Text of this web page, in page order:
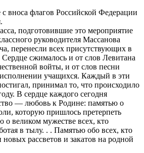
вноса флагов Российской Федерации
подготовившие это мероприятие
руководителя Массанова
перенесли всех присутствующих в
Сердце сжималось и от слов Левитана
войты, и от слов песни
учащихся. Каждый в эти
принимал то, что происходило
В сердце каждого сегодня
— любовь к Родине: памятью о
которую пришлось претерпеть
о великом мужестве всех, кто
в тылу. . . Памятью обо всех, кто
рассветов и закатов на родной